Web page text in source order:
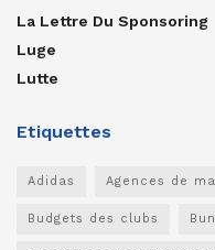
La Lettre Du Sponsoring
Luge
Lutte
Etiquettes
Adidas Agences de
Budgets des clubs